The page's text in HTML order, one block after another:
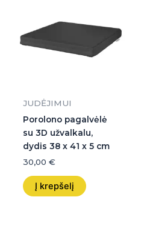
JUDĖJIMUI
Porolono pagalvėlė
su 3D užvalkalu,
dydis 38 x 41 x 5 cm
30,00 €
Į krepšelį